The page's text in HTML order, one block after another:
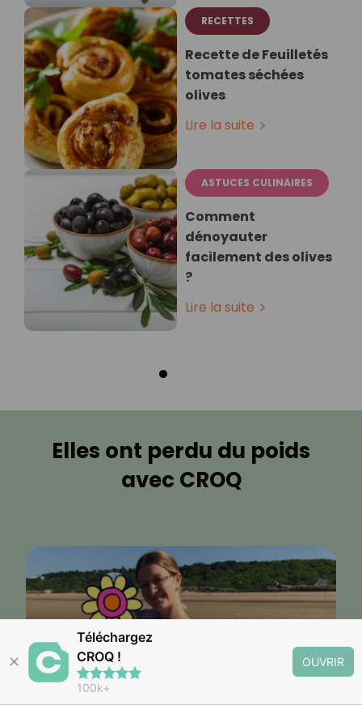
RECETTES
Recette de Feuilletés
tomates séchées
olives
Lire la suite
ASTUCES CULINAIRES
Comment
dénoyauter
facilement des olives
?
Lire la suite
Elles ont perdu du poids
avec CROQ
✕
Téléchargez
CROQ !
100k+
OUVRIR